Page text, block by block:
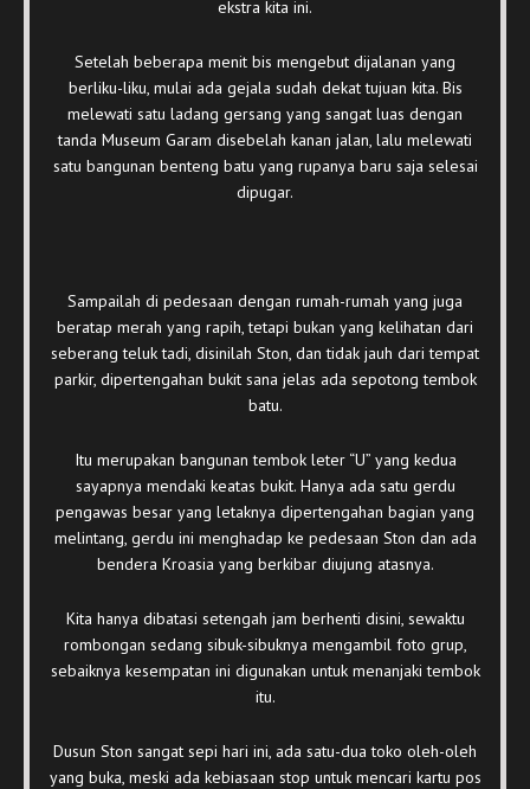
ekstra kita ini.
Setelah beberapa menit bis mengebut dijalanan yang
berliku-liku, mulai ada gejala sudah dekat tujuan kita. Bis
melewati satu ladang gersang yang sangat luas dengan
tanda Museum Garam disebelah kanan jalan, lalu melewati
satu bangunan benteng batu yang rupanya baru saja selesai
dipugar.
Sampailah di pedesaan dengan rumah-rumah yang juga
beratap merah yang rapih, tetapi bukan yang kelihatan dari
seberang teluk tadi, disinilah Ston, dan tidak jauh dari tempat
parkir, dipertengahan bukit sana jelas ada sepotong tembok
batu.
Itu merupakan bangunan tembok leter “U” yang kedua
sayapnya mendaki keatas bukit. Hanya ada satu gerdu
pengawas besar yang letaknya dipertengahan bagian yang
melintang, gerdu ini menghadap ke pedesaan Ston dan ada
bendera Kroasia yang berkibar diujung atasnya.
Kita hanya dibatasi setengah jam berhenti disini, sewaktu
rombongan sedang sibuk-sibuknya mengambil foto grup,
sebaiknya kesempatan ini digunakan untuk menanjaki tembok
itu.
Dusun Ston sangat sepi hari ini, ada satu-dua toko oleh-oleh
yang buka, meski ada kebiasaan stop untuk mencari kartu pos